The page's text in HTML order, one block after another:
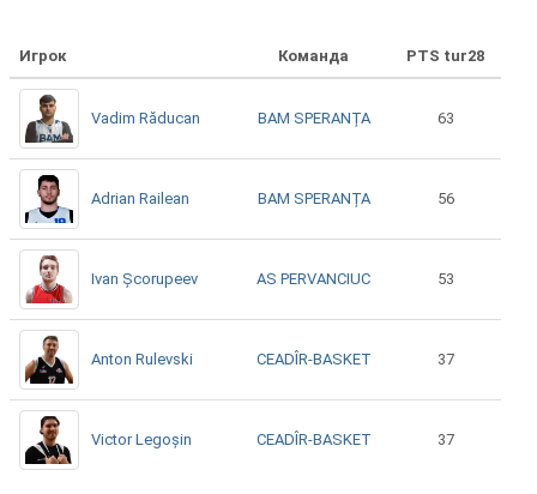
Игрок Команда PTS tur28
Vadim Răducan BAM SPERANȚA 63
Adrian Railean BAM SPERANȚA 56
Ivan Școrupeev AS PERVANCIUC 53
Anton Rulevski CEADÎR-BASKET 37
Victor Legoșin CEADÎR-BASKET 37